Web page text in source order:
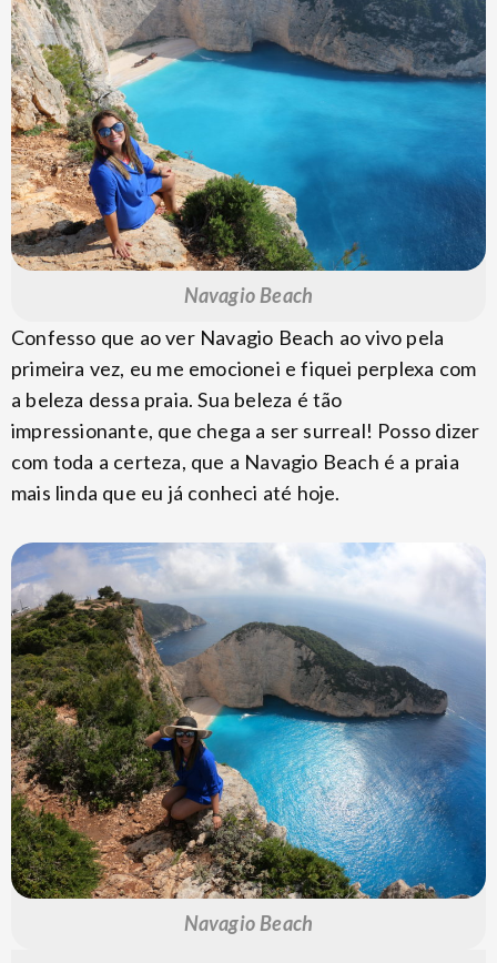
Navagio Beach
Confesso que ao ver Navagio Beach ao vivo pela
primeira vez, eu me emocionei e fiquei perplexa com
a beleza dessa praia. Sua beleza é tão
impressionante, que chega a ser surreal! Posso dizer
com toda a certeza, que a Navagio Beach é a praia
mais linda que eu já conheci até hoje.
Navagio Beach